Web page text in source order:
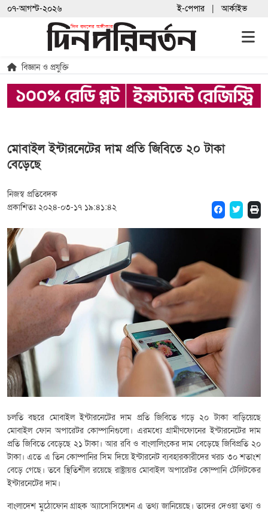
০৭-আগস্ট-২০২৬ ই-পেপার আর্কাইভ
বিজ্ঞান ও প্রযুক্তি
মোবাইল ইন্টারনেটের দাম প্রতি জিবিতে ২০ টাকা
বেড়েছে
নিজস্ব প্রতিবেদক
প্রকাশিতঃ ২০২৪-০৩-১৭ ১৯:৪১:৪২
চলতি বছরে মোবাইল ইন্টারনেটের দাম প্রতি জিবিতে গড়ে ২০ টাকা বাড়িয়েছে
মোবাইল ফোন অপারেটর কোম্পানিগুলো। এরমধ্যে গ্রামীণফোনের ইন্টারনেটের দাম
প্রতি জিবিতে বেড়েছে ২১ টাকা। আর রবি ও বাংলালিংকের দাম বেড়েছে জিবিপ্রতি ২০
টাকা। এতে এ তিন কোম্পানির সিম দিয়ে ইন্টারনেট ব্যবহারকারীদের খরচ ৩০ শতাংশ
বেড়ে গেছে। তবে স্থিতিশীল রয়েছে রাষ্ট্রায়ত্ত মোবাইল অপারেটর কোম্পানি টেলিটকের
ইন্টারনেটের দাম।
বাংলাদেশ মুঠোফোন গ্রাহক অ্যাসোসিয়েশন এ তথ্য জানিয়েছে। তাদের দেওয়া তথ্য ও